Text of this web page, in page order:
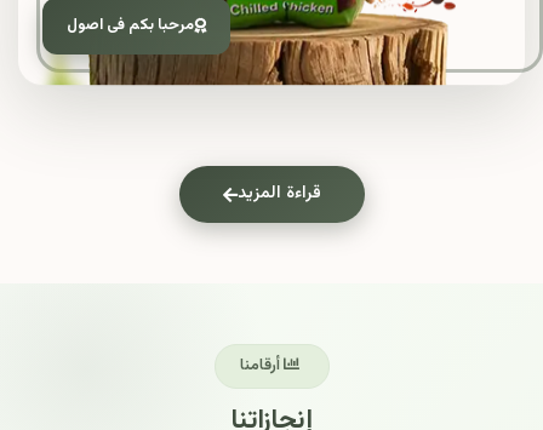
مرحبا بكم فى اصول
قراءة المزيد
أرقامنا
إنجازاتنا